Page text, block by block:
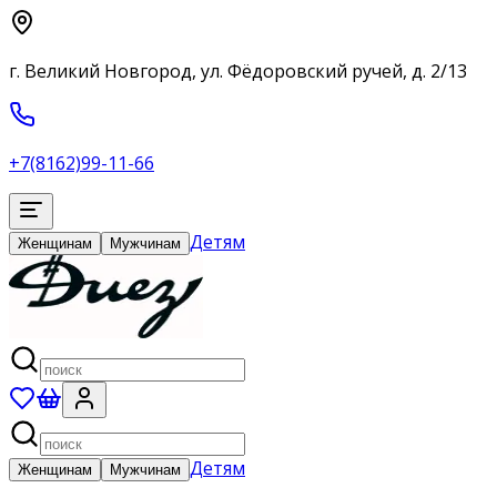
г. Великий Новгород, ул. Фёдоровский ручей, д. 2/13
+7(8162)99-11-66
Женщинам Мужчинам Детям
Женщинам Мужчинам Детям